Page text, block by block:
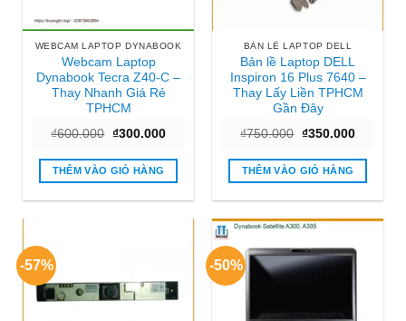
WEBCAM LAPTOP DYNABOOK
Webcam Laptop
Dynabook Tecra Z40-C –
Thay Nhanh Giá Rẻ
TPHCM
₫600.000 Giá
là:
₫600.000.
₫300.000Giá
tại
₫300.000.
THÊM VÀO GIỎ HÀNG
BẢN LỀ LAPTOP DELL
Bản lề Laptop DELL
Inspiron 16 Plus 7640 –
Thay Lấy Liền TPHCM
Gần Đây
₫750.000 Giá
là:
₫750.000.
₫350.000Giá
tại
THÊM VÀO GIỎ HÀNG
-57% -50%